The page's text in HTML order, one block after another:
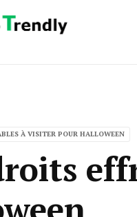
À VISITER POUR HALLOWEEN